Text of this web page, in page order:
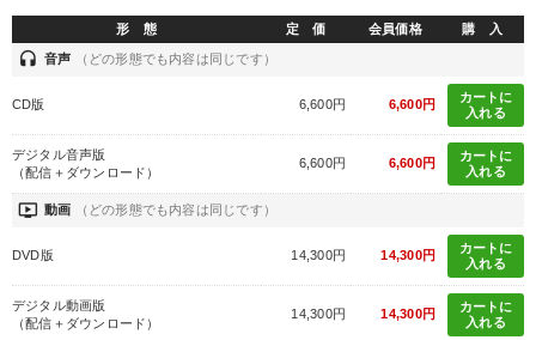
形 態 定 価 会員価格 購 入
headset 音声 （どの形態でも内容は同じです）
CD版 6,600円 6,600円
カートに
入れる
デジタル音声版
（配信＋ダウンロード）
6,600円 6,600円
カートに
入れる
ondemand_video 動画 （どの形態でも内容は同じです）
DVD版 14,300円 14,300円
カートに
入れる
デジタル動画版
（配信＋ダウンロード）
14,300円 14,300円
カートに
入れる